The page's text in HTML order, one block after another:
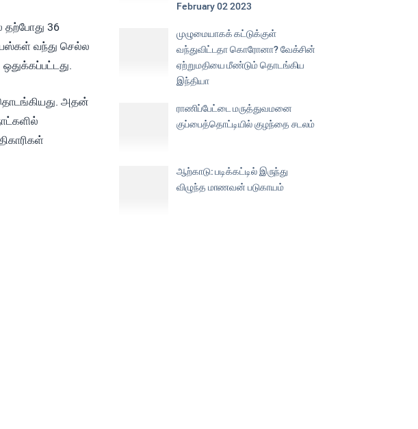
தற்போது 36
பஸ்கள் வந்து செல்ல
தொடங்கியது. அதன்
February 02 2023
முழுமையாகக் கட்டுக்குள்
வந்துவிட்டதா கொரோனா? வேக்சின்
ஏற்றுமதியை மீண்டும் தொடங்கிய
இந்தியா
ராணிப்பேட்டை மருத்துவமனை
குப்பைத்தொட்டியில் குழந்தை சடலம்
ஆற்காடு: படிக்கட்டில் இருந்து
விழுந்த மாணவன் படுகாயம்